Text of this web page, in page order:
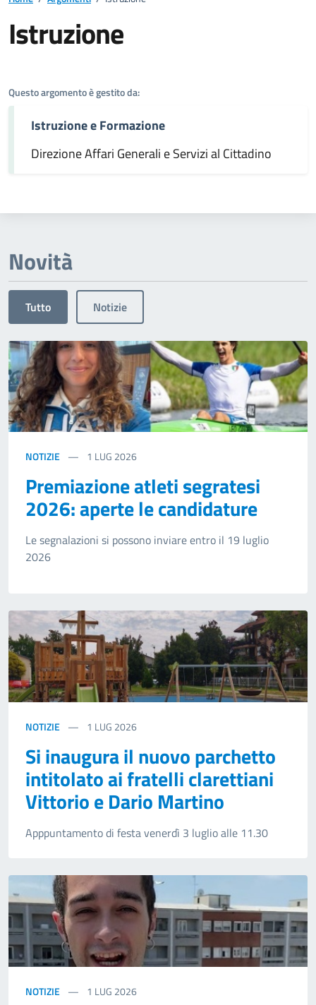
Istruzione
Questo argomento è gestito da:
Istruzione e Formazione
Direzione Affari Generali e Servizi al Cittadino
Novità
Tutto Notizie
NOTIZIE 1 LUG 2026
Premiazione atleti segratesi
2026: aperte le candidature
Le segnalazioni si possono inviare entro il 19 luglio
2026
NOTIZIE 1 LUG 2026
Si inaugura il nuovo parchetto
intitolato ai fratelli clarettiani
Vittorio e Dario Martino
Apppuntamento di festa venerdì 3 luglio alle 11.30
NOTIZIE 1 LUG 2026